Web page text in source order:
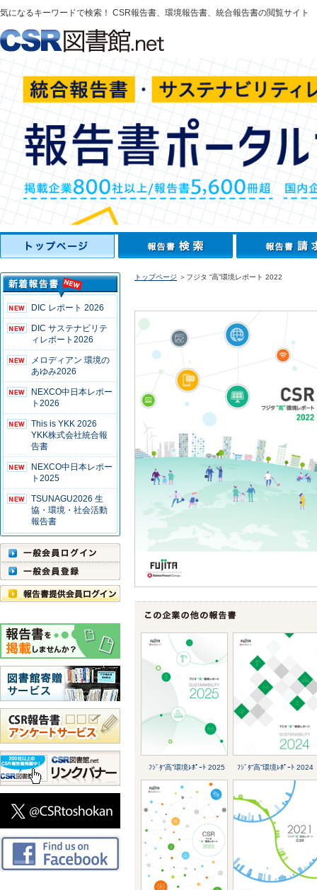
気になるキーワードで検索！ CSR報告書、環境報告書、統合報告書の閲覧サイト
DIC レポート 2026
DIC サステナビリテ
ィレポート2026
メロディアン 環境の
あゆみ2026
NEXCO中日本レポー
ト2026
This is YKK 2026
YKK株式会社統合報
告書
NEXCO中日本レポー
ト2025
TSUNAGU2026 生
協・環境・社会活動
報告書
トップページ ＞フジタ “高”環境レポート 2022
ﾌｼﾞﾀ“高”環境ﾚﾎﾟｰﾄ 2025 ﾌｼﾞﾀ“高”環境ﾚﾎﾟｰﾄ 2024